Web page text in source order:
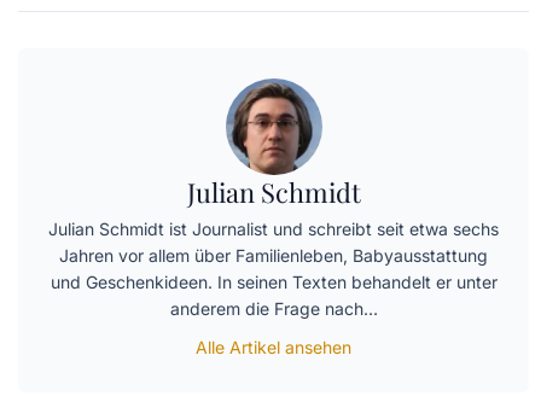
Julian Schmidt
Julian Schmidt ist Journalist und schreibt seit etwa sechs
Jahren vor allem über Familienleben, Babyausstattung
und Geschenkideen. In seinen Texten behandelt er unter
anderem die Frage nach…
Alle Artikel ansehen